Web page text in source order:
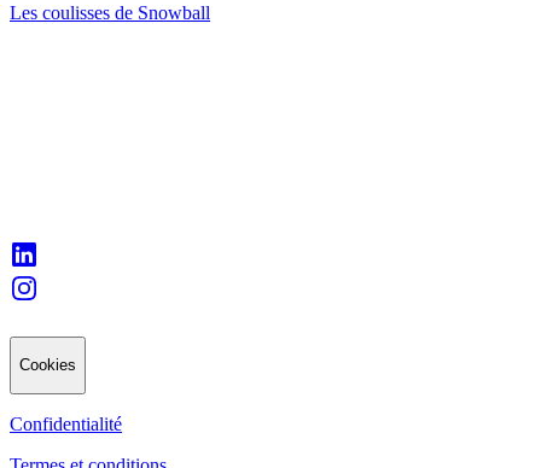
Les coulisses de Snowball
Cookies
Confidentialité